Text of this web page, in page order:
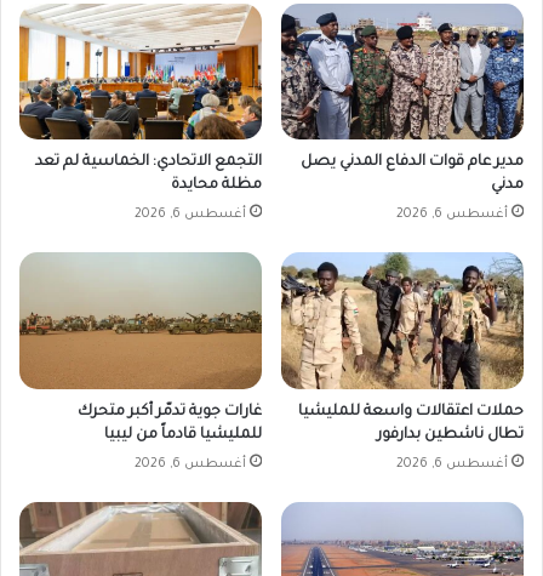
مدير عام قوات الدفاع المدني يصل
مدني
أغسطس 6, 2026
التجمع الاتحادي: الخماسية لم تعد
مظلة محايدة
أغسطس 6, 2026
حملات اعتقالات واسعة للمليشيا
تطال ناشطين بدارفور
أغسطس 6, 2026
غارات جوية تدمّر أكبر متحرك
للمليشيا قادماً من ليبيا
أغسطس 6, 2026